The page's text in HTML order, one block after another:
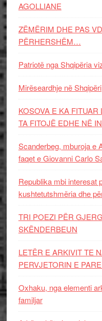
AGOLLIANE
ZËMËRIM DHE PAS
PËRHERSHËM…
Patriotë nga Shqipëria
Mirëseardhje në
KOSOVA E KA
TA FITOJË EDHE NË
Scanderbeg, mburoja e
faqet e Giovanni Carlo
Republika mbi interesat
kushtetutshmëria dhe
TRI POEZI PËR
SKËNDERBEUN
LETËR E ARKIVIT TE
PERVJETORIN E
Oxhaku, nga elementi
familjar